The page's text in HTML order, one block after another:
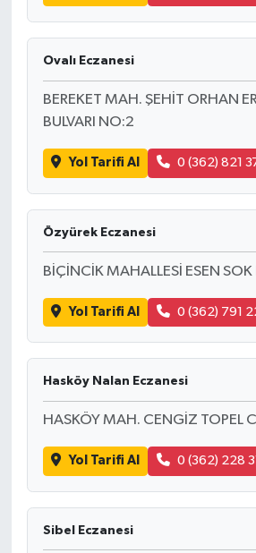
Ovalı Eczanesi
BEREKET MAH. ŞEHİT ORHAN
BULVARI NO:2
Yol Tarifi Al 0 (362) 821
Özyürek Eczanesi
BİÇİNCİK MAHALLESİ ESEN SOK
Yol Tarifi Al 0 (362) 791
Hasköy Nalan Eczanesi
HASKÖY MAH. CENGİZ TOPEL
Yol Tarifi Al 0 (362) 228
Sibel Eczanesi